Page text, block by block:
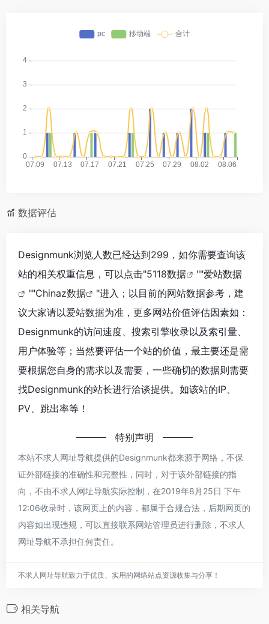
数据评估
Designmunk浏览人数已经达到299，如你需要查询该
站的相关权重信息，可以点击"5118数据 ""爱站数据
""Chinaz数据
"进入；以目前的网站数据参考，建
议大家请以爱站数据为准，更多网站价值评估因素如：
Designmunk的访问速度、搜索引擎收录以及索引量、
用户体验等；当然要评估一个站的价值，最主要还是需
要根据您自身的需求以及需要，一些确切的数据则需要
找Designmunk的站长进行洽谈提供。如该站的IP、
PV、跳出率等！
特别声明
本站不求人网址导航提供的Designmunk都来源于网络，不保
证外部链接的准确性和完整性，同时，对于该外部链接的指
向，不由不求人网址导航实际控制，在2019年8月25日 下午
12:06收录时，该网页上的内容，都属于合规合法，后期网页的
内容如出现违规，可以直接联系网站管理员进行删除，不求人
网址导航不承担任何责任。
不求人网址导航致力于优质、实用的网络站点资源收集与分享！
相关导航